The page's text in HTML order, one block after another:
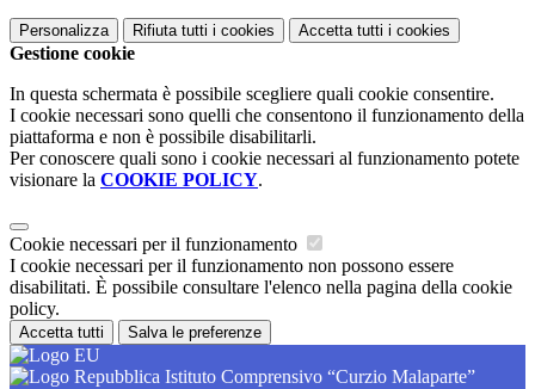
Personalizza Rifiuta tutti i cookies Accetta tutti i cookies
Gestione cookie
In questa schermata è possibile scegliere quali cookie consentire.
I cookie necessari sono quelli che consentono il funzionamento della
piattaforma e non è possibile disabilitarli.
Per conoscere quali sono i cookie necessari al funzionamento potete
visionare la COOKIE POLICY.
Cookie necessari per il funzionamento
I cookie necessari per il funzionamento non possono essere
disabilitati. È possibile consultare l'elenco nella pagina della cookie
policy.
Accetta tutti Salva le preferenze
Istituto Comprensivo “Curzio Malaparte”